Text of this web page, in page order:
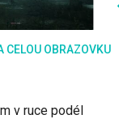
CELOU OBRAZOVKU
v ruce podél